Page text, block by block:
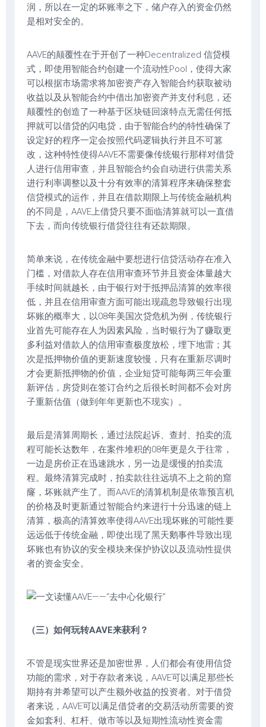
润，所以在一定的坏账率之下，储户存入的资金仍然
是相对安全的。
AAVE的颠覆性在于开创了一种Decentralized 信贷模
式，即使用智能合约创建一个流动性Pool，使得大家
可以根据市场需求将加密资产存入智能合约获取被动
收益以及从智能合约中借出加密资产并支付利息，还
颠覆性的创造了一种基于区块链回滚特点无需任何抵
押就可以借贷的闪电贷，由于智能合约的特性确保了
设定好的程序一定会按照代码逻辑执行并且不可篡
改，这种特性使得AAVE不需要像传统银行那样对借贷
人进行信用审查，并且智能合约会自动进行供需关系
进行利率调整以及十分有效率的清算程序来确保整套
信贷模式的运作，并且在借款期限上与传统金融机构
的不同是，AAVE上借贷只要不面临清算就可以一直借
下去，而向传统银行借贷往往有还款期限。
简单来说，在传统金融中要想进行信贷活动存在准入
门槛，对借款人存在信用审查环节并且资金体量越大
手续时间就越长，由于银行对于抵押品清算的效率很
低，并且在信用审查方面可能出现疏忽导致银行出现
坏账的概率大，以08年美国次贷危机为例，传统银行
业首先可能存在人为因素风险，当时银行为了赚取更
多利益对借款人的信用审查极度放松，埋下地雷；其
次是抵押物价值的更新速度较慢，只有在重新尽调时
才会更新抵押物的价值，企业短贷可能每两三年会重
新评估，房贷则在签订合约之后很长时间都不会对房
子重新估值（做到年年更新也不现实）。
最后是清算周期长，通过法院起诉、查封、拍卖的流
程可能长达数年，在案件堆积的08年更是久于往常，
一边是房价正在迅速跳水，另一边是缓慢的拍卖流
程。最终清算完成时，拍卖款往往远填不上之前的窟
窿，坏账就产生了。而AAVE的清算机制是依靠预言机
的价格及时更新通过智能合约来进行十分迅速的链上
清算，极高的清算效率使得AAVE出现坏账的可能性要
远远低于传统金融，即使出现了黑天鹅事件导致出现
坏账也有协议的安全模块来保护协议以及流动性提供
者的资金安全。
（三）如何玩转AAVE来获利？
不管是现实世界还是加密世界，人们都会有使用信贷
功能的需求，对于存款者来说，AAVE可以满足那些长
期持有并希望可以产生额外收益的投资者。对于借贷
者来说，AAVE可以满足借贷者的交易活动所需要的资
金如套利、杠杆、做市等以及短期性流动性资金需